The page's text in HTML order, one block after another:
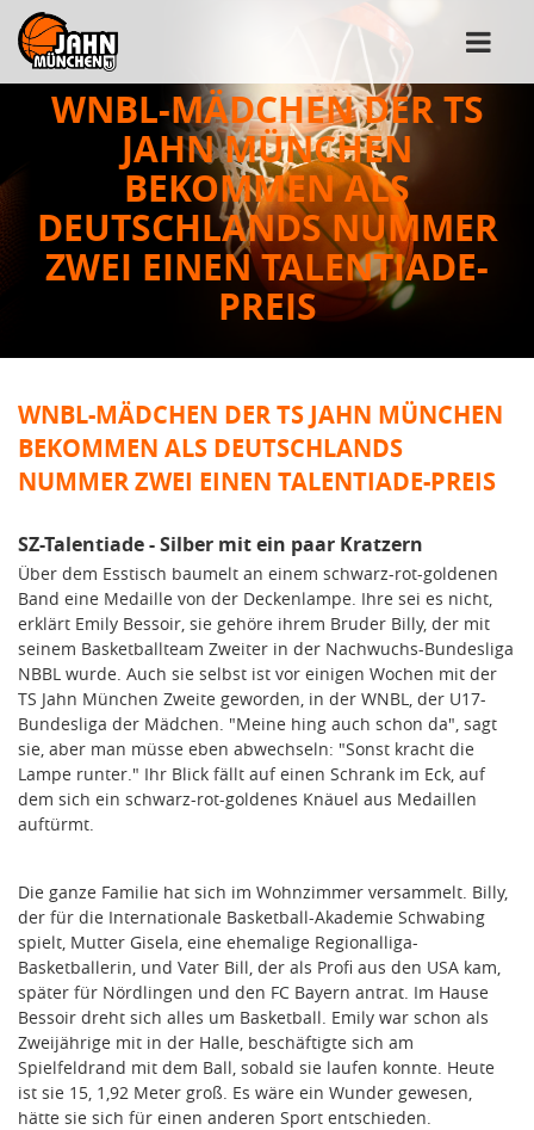
WNBL-MÄDCHEN DER TS
JAHN MÜNCHEN
BEKOMMEN ALS
DEUTSCHLANDS NUMMER
ZWEI EINEN TALENTIADE-
PREIS
WNBL-MÄDCHEN DER TS JAHN MÜNCHEN
BEKOMMEN ALS DEUTSCHLANDS
NUMMER ZWEI EINEN TALENTIADE-PREIS
SZ-Talentiade - Silber mit ein paar Kratzern
Über dem Esstisch baumelt an einem schwarz-rot-goldenen
Band eine Medaille von der Deckenlampe. Ihre sei es nicht,
erklärt Emily Bessoir, sie gehöre ihrem Bruder Billy, der mit
seinem Basketballteam Zweiter in der Nachwuchs-Bundesliga
NBBL wurde. Auch sie selbst ist vor einigen Wochen mit der
TS Jahn München Zweite geworden, in der WNBL, der U17-
Bundesliga der Mädchen. "Meine hing auch schon da", sagt
sie, aber man müsse eben abwechseln: "Sonst kracht die
Lampe runter." Ihr Blick fällt auf einen Schrank im Eck, auf
dem sich ein schwarz-rot-goldenes Knäuel aus Medaillen
auftürmt.
Die ganze Familie hat sich im Wohnzimmer versammelt. Billy,
der für die Internationale Basketball-Akademie Schwabing
spielt, Mutter Gisela, eine ehemalige Regionalliga-
Basketballerin, und Vater Bill, der als Profi aus den USA kam,
später für Nördlingen und den FC Bayern antrat. Im Hause
Bessoir dreht sich alles um Basketball. Emily war schon als
Zweijährige mit in der Halle, beschäftigte sich am
Spielfeldrand mit dem Ball, sobald sie laufen konnte. Heute
ist sie 15, 1,92 Meter groß. Es wäre ein Wunder gewesen,
hätte sie sich für einen anderen Sport entschieden.